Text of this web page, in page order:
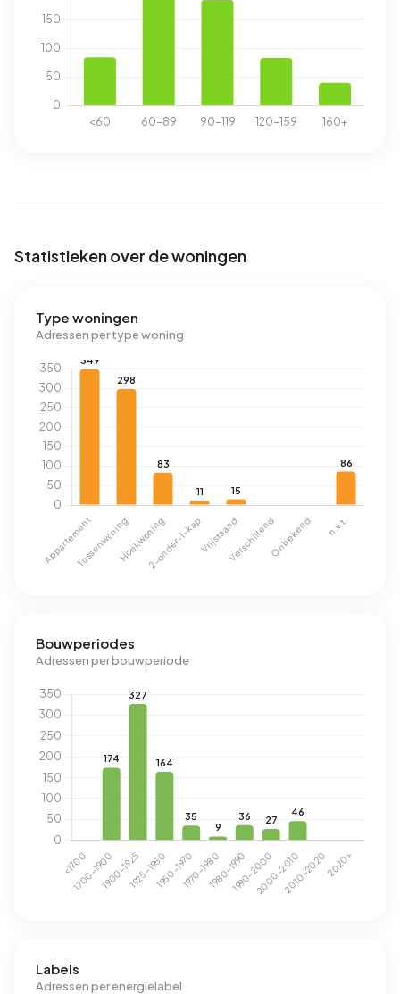
Statistieken over de woningen
Type woningen
Adressen per type woning
Bouwperiodes
Adressen per bouwperiode
Labels
Adressen per energielabel